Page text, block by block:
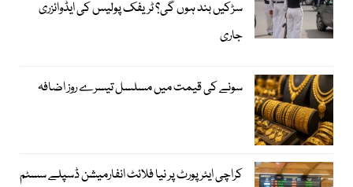
سڑکیں بند ہوں گی؟ ٹریفک پولیس کی ایڈوائزری
جاری
سونے کی قیمت میں مسلسل تیسرے روز اضافہ
کراچی ایئرپورٹ پر نیا فلائٹ انفارمیشن ڈسپلے سسٹم